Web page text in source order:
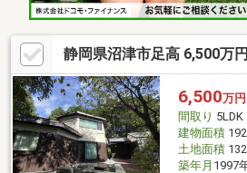
静岡県沼津市足高 6,500万
6,500万円
間取り 5LDK
建物面積
土地面積
築年月 1997